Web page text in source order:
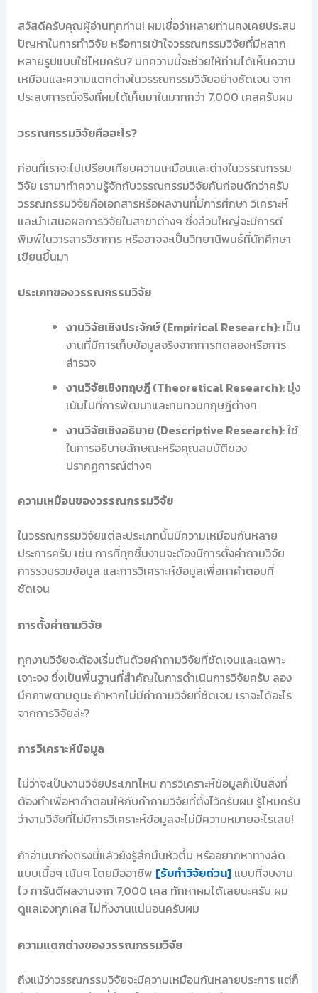
สวัสดีครับคุณผู้อ่านทุกท่าน! ผมเชื่อว่าหลายท่านคงเคยประสบ
ปัญหาในการทำวิจัย หรือการเข้าใจวรรณกรรมวิจัยที่มีหลาก
หลายรูปแบบใช่ไหมครับ? บทความนี้จะช่วยให้ท่านได้เห็นความ
เหมือนและความแตกต่างในวรรณกรรมวิจัยอย่างชัดเจน จาก
ประสบการณ์จริงที่ผมได้เห็นมาในมากกว่า 7,000 เคสครับผม
วรรณกรรมวิจัยคืออะไร?
ก่อนที่เราจะไปเปรียบเทียบความเหมือนและต่างในวรรณกรรม
วิจัย เรามาทำความรู้จักกับวรรณกรรมวิจัยกันก่อนดีกว่าครับ
วรรณกรรมวิจัยคือเอกสารหรือผลงานที่มีการศึกษา วิเคราะห์
และนำเสนอผลการวิจัยในสาขาต่างๆ ซึ่งส่วนใหญ่จะมีการตี
พิมพ์ในวารสารวิชาการ หรืออาจจะเป็นวิทยานิพนธ์ที่นักศึกษา
เขียนขึ้นมา
ประเภทของวรรณกรรมวิจัย
งานวิจัยเชิงประจักษ์ (Empirical Research): เป็น
งานที่มีการเก็บข้อมูลจริงจากการทดลองหรือการ
สำรวจ
งานวิจัยเชิงทฤษฎี (Theoretical Research): มุ่ง
เน้นไปที่การพัฒนาและทบทวนทฤษฎีต่างๆ
งานวิจัยเชิงอธิบาย (Descriptive Research): ใช้
ในการอธิบายลักษณะหรือคุณสมบัติของ
ปรากฏการณ์ต่างๆ
ความเหมือนของวรรณกรรมวิจัย
ในวรรณกรรมวิจัยแต่ละประเภทนั้นมีความเหมือนกันหลาย
ประการครับ เช่น การที่ทุกชิ้นงานจะต้องมีการตั้งคำถามวิจัย
การรวบรวมข้อมูล และการวิเคราะห์ข้อมูลเพื่อหาคำตอบที่
ชัดเจน
การตั้งคำถามวิจัย
ทุกงานวิจัยจะต้องเริ่มต้นด้วยคำถามวิจัยที่ชัดเจนและเฉพาะ
เจาะจง ซึ่งเป็นพื้นฐานที่สำคัญในการดำเนินการวิจัยครับ ลอง
นึกภาพตามดูนะ ถ้าหากไม่มีคำถามวิจัยที่ชัดเจน เราจะได้อะไร
จากการวิจัยล่ะ?
การวิเคราะห์ข้อมูล
ไม่ว่าจะเป็นงานวิจัยประเภทไหน การวิเคราะห์ข้อมูลก็เป็นสิ่งที่
ต้องทำเพื่อหาคำตอบให้กับคำถามวิจัยที่ตั้งไว้ครับผม รู้ไหมครับ
ว่างานวิจัยที่ไม่มีการวิเคราะห์ข้อมูลจะไม่มีความหมายอะไรเลย!
ถ้าอ่านมาถึงตรงนี้แล้วยังรู้สึกมึนหัวตึ้บ หรืออยากหาทางลัด
แบบเนื้อๆ เน้นๆ โดยมืออาชีพ [รับทำวิจัยด่วน]แบบที่จบงาน
ไว การันตีผลงานจาก 7,000 เคส ทักหาผมได้เลยนะครับ ผม
ดูแลเองทุกเคส ไม่ทิ้งงานแน่นอนครับผม
ความแตกต่างของวรรณกรรมวิจัย
ถึงแม้ว่าวรรณกรรมวิจัยจะมีความเหมือนกันหลายประการ แต่ก็